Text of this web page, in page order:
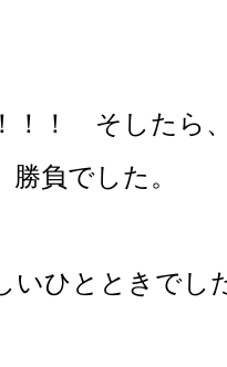
！！ そしたら
負でした。
いひとときでし